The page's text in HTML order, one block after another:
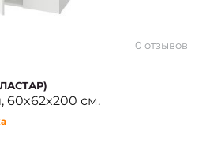
0 отзывов
60x62x200 см.